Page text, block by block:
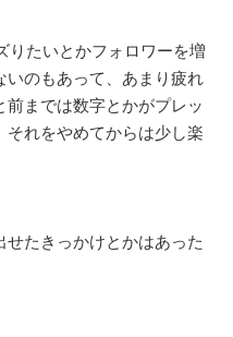
りたいとかフォロワーを増
いのもあって、あまり疲れ
までは数字とかがプレッ
それをやめてからは少し楽
たきっかけとかはあった